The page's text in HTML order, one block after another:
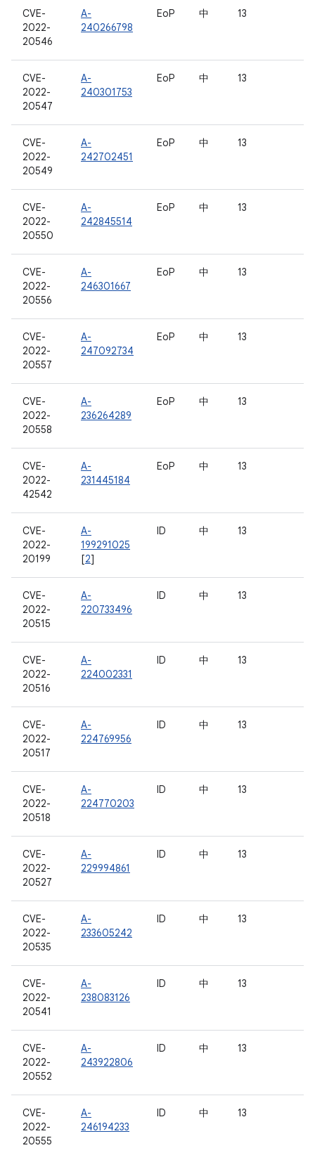
CVE-
2022-
20546
A-
240266798
EoP 中 13
CVE-
2022-
20547
A-
240301753
EoP 中 13
CVE-
2022-
20549
A-
242702451
EoP 中 13
CVE-
2022-
20550
A-
242845514
EoP 中 13
CVE-
2022-
20556
A-
246301667
EoP 中 13
CVE-
2022-
20557
A-
247092734
EoP 中 13
CVE-
2022-
20558
A-
236264289
EoP 中 13
CVE-
2022-
42542
A-
231445184
EoP 中 13
CVE-
2022-
20199
A-
199291025
[2]
ID 中 13
CVE-
2022-
20515
A-
220733496
ID 中 13
CVE-
2022-
20516
A-
224002331
ID 中 13
CVE-
2022-
20517
A-
224769956
ID 中 13
CVE-
2022-
20518
A-
224770203
ID 中 13
CVE-
2022-
20527
A-
229994861
ID 中 13
CVE-
2022-
20535
A-
233605242
ID 中 13
CVE-
2022-
20541
A-
238083126
ID 中 13
CVE-
2022-
20552
A-
243922806
ID 中 13
CVE-
2022-
20555
A-
246194233
ID 中 13